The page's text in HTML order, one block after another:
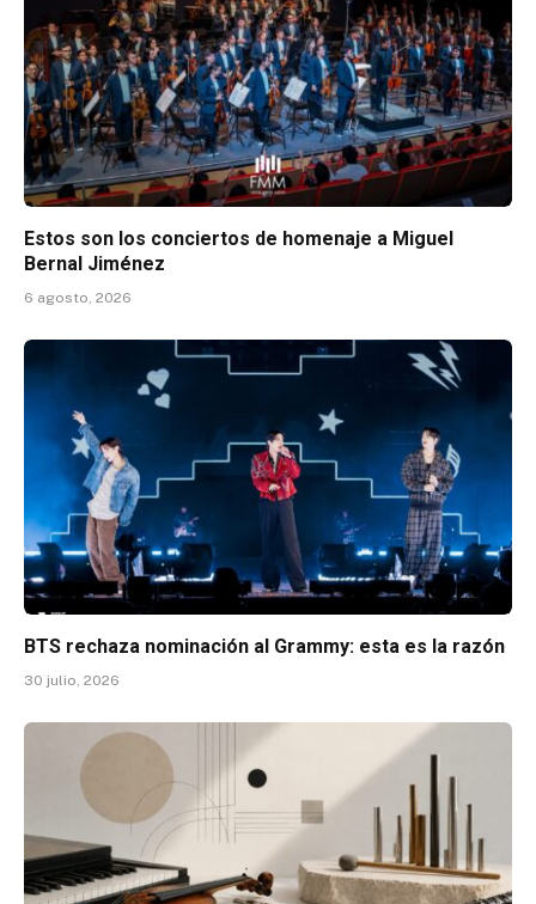
Estos son los conciertos de homenaje a Miguel
Bernal Jiménez
6 agosto, 2026
BTS rechaza nominación al Grammy: esta es la razón
30 julio, 2026